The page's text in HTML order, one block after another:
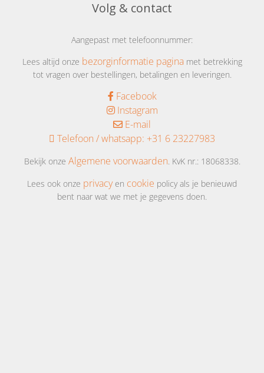
Volg & contact
Aangepast met telefoonnummer:
Lees altijd onze bezorginformatie paginamet betrekking
tot vragen over bestellingen, betalingen en leveringen.
Facebook
Instagram
E-mail
Telefoon / whatsapp: +31 6 23227983
Bekijk onze Algemene voorwaarden. KvK nr.: 18068338.
Lees ook onze privacyen cookie policy als je benieuwd
bent naar wat we met je gegevens doen.